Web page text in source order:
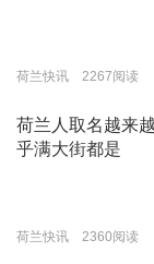
荷兰快讯 2267阅读
荷兰人取名越来
乎满大街都是
荷兰快讯 2360阅读